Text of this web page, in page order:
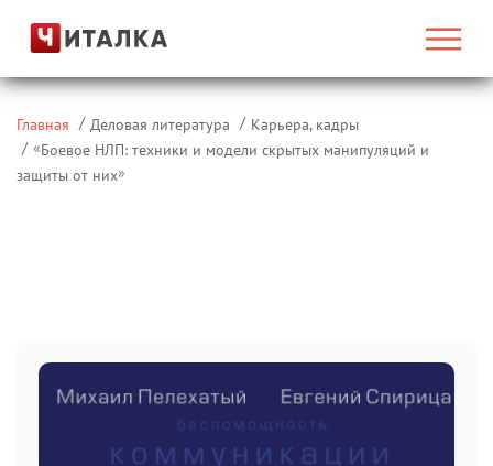
Главная Деловая литература
Карьера, кадры
«Боевое НЛП: техники и модели скрытых манипуляций и
защиты от них»